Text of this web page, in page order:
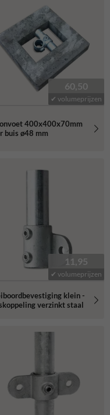
60,50
✔ volumeprijzen
400x400x70mm
buis ø48 mm
11,95
✔ volumeprijzen
klein -
verzinkt staal